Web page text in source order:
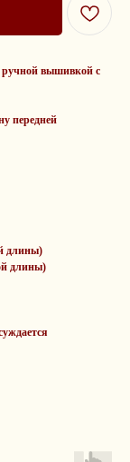
ручной вышивкой с
передней
длины)
длины)